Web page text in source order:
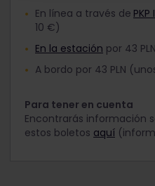
En línea a través de
10 €)
En la estación por 43
A bordo por 43 PLN
Para tener en cuenta
Encontrarás información
estos boletos aquí